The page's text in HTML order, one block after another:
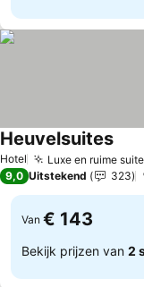
Hotel Luxe en ruime
Heuvelsuites
9,0 Uitstekend 323
Van € 143
Bekijk prijzen van 2